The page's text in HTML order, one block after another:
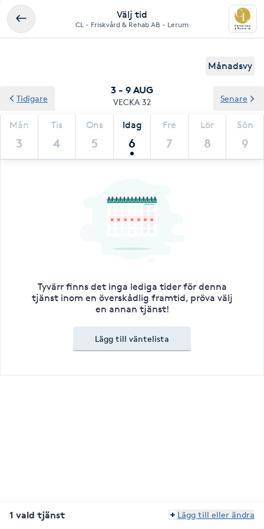
Välj tid
CL - Friskvård & Rehab AB - Lerum
Månadsvy
3 - 9 AUG
VECKA 32
Mån
3
Tis
4
Ons
5
Idag
6
Fre
7
Lör
8
Sön
9
Tidigare Senare
Tyvärr finns det inga lediga tider för denna
tjänst inom en överskådlig framtid, pröva välj
en annan tjänst!
Lägg till väntelista
1 vald tjänst Lägg till eller ändra